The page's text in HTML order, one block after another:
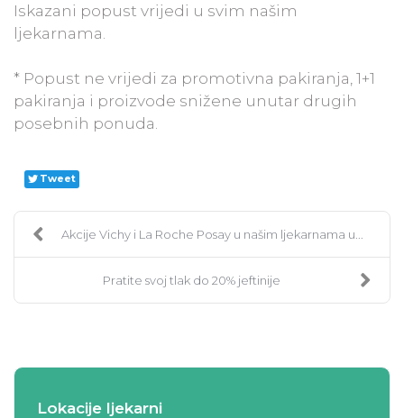
Iskazani popust vrijedi u svim našim
ljekarnama.
* Popust ne vrijedi za promotivna pakiranja, 1+1
pakiranja i proizvode snižene unutar drugih
posebnih ponuda.
Tweet
Akcije Vichy i La Roche Posay u našim ljekarnama u...
Pratite svoj tlak do 20% jeftinije
Lokacije ljekarni